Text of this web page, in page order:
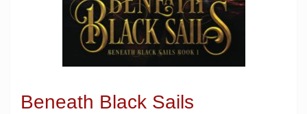
Beneath Black Sails